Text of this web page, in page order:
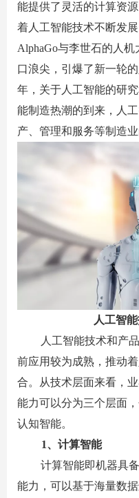
能提供了灵活的计算资
着人工智能技术不断发
AlphaGo与李世石的人机
口浪尖，引爆了新一轮
年，关于人工智能的研
能制造热潮的到来，人
产、管理和服务等制造业
人工智
人工智能技术和产
前应用较为成熟，推动
合。从技术层面来看，
能力可以分为三个层面
认知智能。
1、计算智能
计算智能即机器具
能力，可以基于海量数